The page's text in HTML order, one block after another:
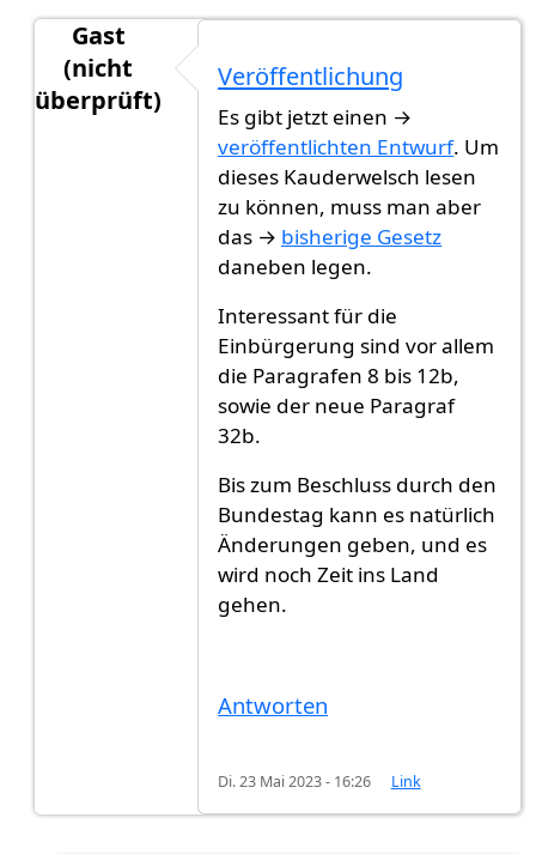
Gast
(nicht
überprüft)
Nächster Schritt vonGast (nicht
Veröffentlichung
Es gibt jetzt einen →
veröffentlichten Entwurf. Um
dieses Kauderwelsch lesen
zu können, muss man aber
das → bisherige Gesetz
daneben legen.
Interessant für die
Einbürgerung sind vor allem
die Paragrafen 8 bis 12b,
sowie der neue Paragraf
32b.
Bis zum Beschluss durch den
Bundestag kann es natürlich
Änderungen geben, und es
wird noch Zeit ins Land
gehen.
Antworten
Di. 23 Mai 2023 - 16:26 Link